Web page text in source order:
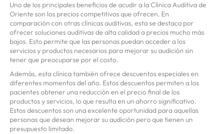
Uno de los principales beneficios de acudir a la Clínica Auditiva de
Oriente son los precios competitivos que ofrecen. En
comparación con otras clínicas auditivas, esta se destaca por
ofrecer soluciones auditivas de alta calidad a precios mucho más
bajos. Esto permite que las personas puedan acceder a los
servicios y productos necesarios para mejorar su audición sin
tener que preocuparse por el costo.
Además, esta clínica también ofrece descuentos especiales en
diferentes momentos del año. Estos descuentos permiten a los
pacientes obtener una reducción en el precio final de los
productos y servicios, lo que resulta en un ahorro significativo.
Estos descuentos son una excelente oportunidad para aquellas
personas que desean mejorar su audición pero que tienen un
presupuesto limitado.